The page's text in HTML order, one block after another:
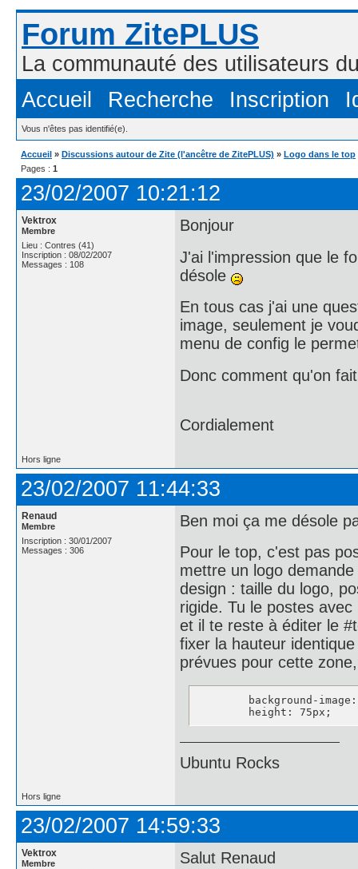
Forum ZitePLUS
La communauté des utilisateurs
Accueil
Recherche Inscription
Vous n'êtes pas identifié(e).
Accueil » Discussions autour de Zite (l'ancêtre de ZitePLUS) » Logo dans le top
Pages : 1
23/02/2007 10:21:12
Vektrox
Membre
Lieu : Contres (41)
Inscription : 08/02/2007
Messages : 108
Bonjour
J'ai l'impression que le
désole
En tous cas j'ai une
image, seulement je
menu de config le
Donc comment qu'on
Cordialement
Hors ligne
23/02/2007 11:44:33
Renaud
Membre
Inscription : 30/01/2007
Messages : 306
Ben moi ça me désole
Pour le top, c'est pas
mettre un logo
design : taille du logo,
rigide. Tu le postes
et il te reste à éditer le
fixer la hauteur
prévues pour cette
	height: 75px;
Ubuntu Rocks
Hors ligne
23/02/2007 14:59:33
Vektrox
Membre
Salut Renaud